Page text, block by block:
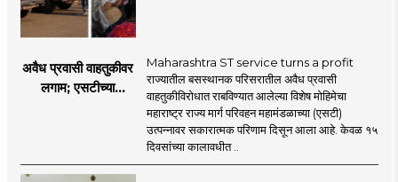
अवैध प्रवासी वाहतुकीवर
लगाम; एसटीच्या
Maharashtra ST service turns a profit
राज्यातील बसस्थानक परिसरातील अवैध प्रवासी
वाहतुकीविरोधात राबविण्यात आलेल्या विशेष मोहिमेचा
महाराष्ट्र राज्य मार्ग परिवहन महामंडळाच्या (एसटी)
उत्पन्नावर सकारात्मक परिणाम दिसून आला आहे. केवळ १५
दिवसांच्या कालावधीत ..